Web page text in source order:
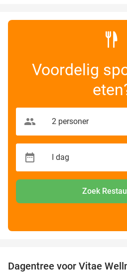
Voordelig
Zoek
Dagentree voor Vitae